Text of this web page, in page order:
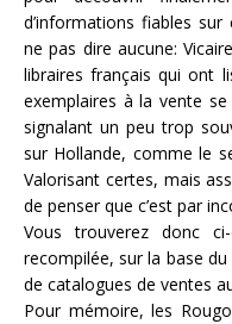
d’informations fiables
ne pas dire aucune:
libraires français qui ont
exemplaires à la vente
signalant un peu trop
sur Hollande, comme le
Valorisant certes, mais
de penser que c’est par
Vous trouverez donc
recompilée, sur la base
de catalogues de ventes
Pour mémoire, les